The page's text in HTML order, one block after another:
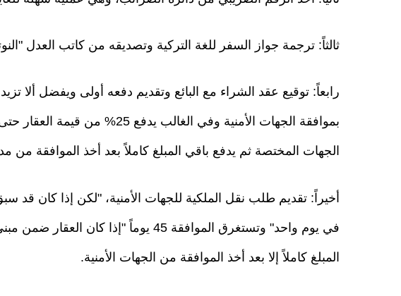
ثالثاً: ترجمة جواز السفر للغة التركية وتصديقه من كاتب العدل "النوتر" مع 4
بموافقة الجهات الأمنية وفي الغالب
الجهات المختصة ثم يدفع باقي المبلغ كاملاً بعد أخذ الموافقة من
أخيراً: تقديم طلب نقل الملكية للجهات الأمنية، "لكن إذا كان قد
في يوم واحد" وتستغرق الموافقة 45 يوماً
المبلغ كاملاً إلا بعد أخذ الموافقة من الجهات الأمنية.